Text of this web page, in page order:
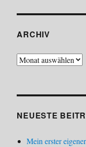
ARCHIV
Archiv
NEUESTE
Mein erster